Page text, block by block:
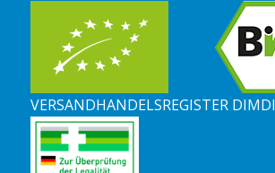
VERSANDHANDELSREGISTER DIMDI